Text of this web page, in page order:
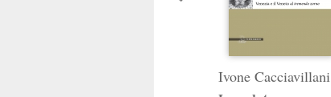
Ivone Cacciavillani